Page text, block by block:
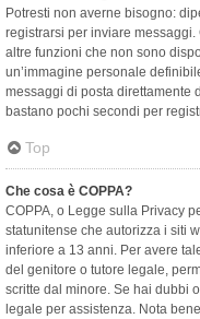
Potresti non averne bisogno:
registrarsi per inviare
altre funzioni che non sono
un’immagine personale
messaggi di posta direttamente
bastano pochi secondi per
Top
Che cosa è COPPA?
COPPA, o Legge sulla Privacy
statunitense che autorizza i siti
inferiore a 13 anni. Per avere
del genitore o tutore legale,
scritte dal minore. Se hai dubbi
legale per assistenza. Nota